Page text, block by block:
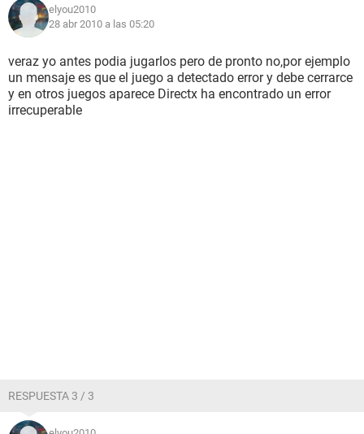
elyou2010
28 abr 2010 a las 05:20
veraz yo antes podia jugarlos pero de pronto no,por ejemplo
un mensaje es que el juego a detectado error y debe cerrarce
y en otros juegos aparece Directx ha encontrado un error
irrecuperable
RESPUESTA 3 / 3